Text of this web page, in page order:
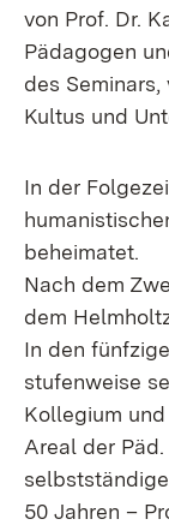
von Prof. Dr.
Pädagogen
des
Kultus und
In der
beheimatet.
Nach dem
dem
In den
stufenweise
Kollegium
Areal der
50 Jahren –